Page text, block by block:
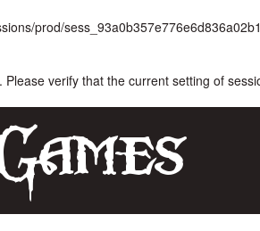
prod/
verify that the current setting of